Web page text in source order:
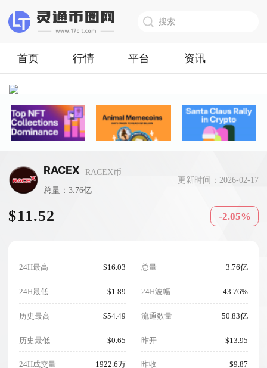
首页 行情 平台 资讯
RACEX
RACEX币
总量：3.76亿
更新时间：2026-02-17
$11.52 -2.05%
24H最高 $16.03
24H最低 $1.89
历史最高 $54.49
历史最低 $0.65
24H成交量 1922.6万
总量 3.76亿
24H波幅 -43.76%
流通数量 50.83亿
昨开 $13.95
昨收 $9.87